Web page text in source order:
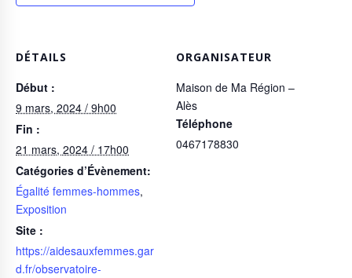
DÉTAILS
Début :
9 mars, 2024 / 9h00
Fin :
21 mars, 2024 / 17h00
Catégories d’Évènement:
Égalité femmes-hommes,
Exposition
Site :
https://aidesauxfemmes.gar
d.fr/observatoire-
ORGANISATEUR
Maison de Ma Région –
Alès
Téléphone
0467178830